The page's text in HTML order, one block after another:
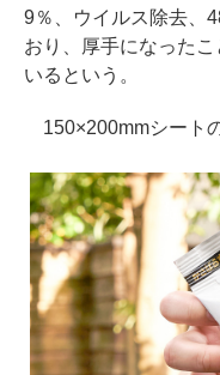
9％、ウイルス除去、
おり、厚手になった
いるという。
150×200mmシート